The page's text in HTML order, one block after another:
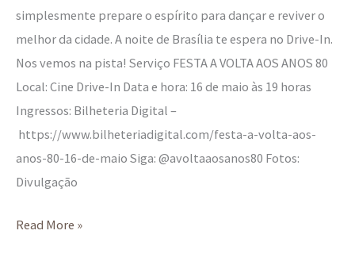
simplesmente prepare o espírito para dançar e reviver o
melhor da cidade. A noite de Brasília te espera no Drive-In.
Nos vemos na pista! Serviço FESTA A VOLTA AOS ANOS 80
Local: Cine Drive-In Data e hora: 16 de maio às 19 horas
Ingressos: Bilheteria Digital –
https://www.bilheteriadigital.com/festa-a-volta-aos-
anos-80-16-de-maio Siga: @avoltaaosanos80 Fotos:
Divulgação
Read More »